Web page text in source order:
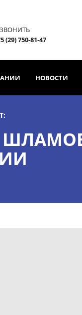
(29) 750-81-47
НОВОСТИ